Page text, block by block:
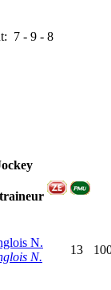
7 - 9 - 8
N.
N.
13